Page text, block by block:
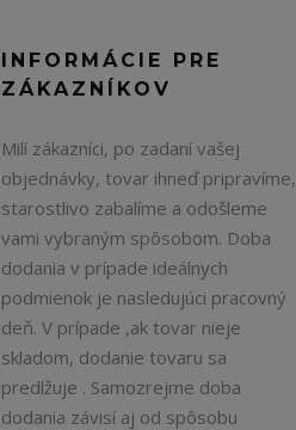
INFORMÁCIE PRE
ZÁKAZNÍKOV
Milí zákazníci, po zadaní vašej
objednávky, tovar ihneď pripravíme,
starostlivo zabalíme a odošleme
vami vybraným spôsobom. Doba
dodania v prípade ideálnych
podmienok je nasledujúci pracovný
deň. V prípade ,ak tovar nieje
skladom, dodanie tovaru sa
predlžuje . Samozrejme doba
dodania závisí aj od spôsobu